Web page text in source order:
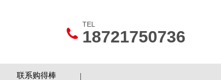
TEL
18721750736
联系购得棒